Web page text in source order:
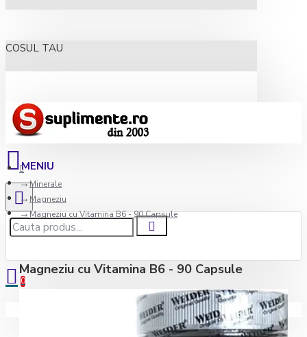
COSUL TAU
0
Minerale
Magneziu
Magneziu cu Vitamina B6 - 90 Capsule
Magneziu cu Vitamina B6 - 90 Capsule